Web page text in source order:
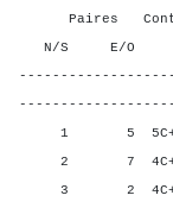
Paires
N/S
-------------------
1 5
2 7
3 2